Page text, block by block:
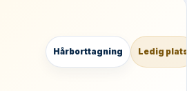
Hårborttagning Ledig